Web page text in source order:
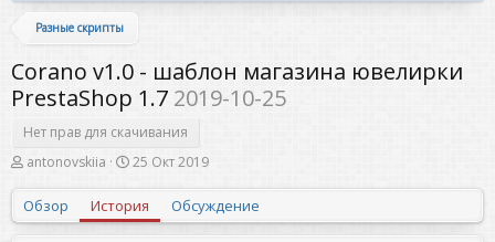
Разные скрипты
Corano v1.0 - шаблон магазина ювелирки
PrestaShop 1.7 2019-10-25
Нет прав для скачивания
А
о
р
antonovskiia
Д
а
с
25 Окт 2019
Обзор История Обсуждение